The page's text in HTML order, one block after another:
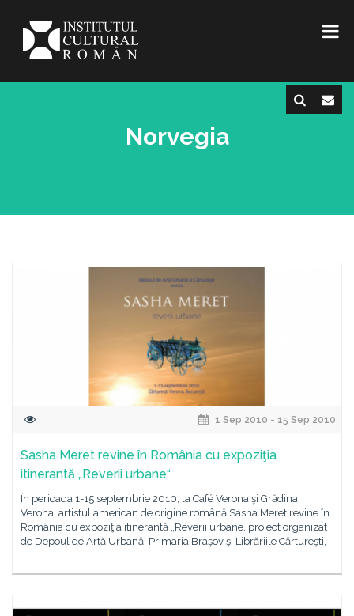
Norvegia
1 Sep 2010 - 15 Sep 2010
Sasha Meret revine în România cu expoziţia
itinerantă „Reverii urbane“
În perioada 1-15 septembrie 2010, la Café Verona şi Grădina
Verona, artistul american de origine română Sasha Meret revine în
România cu expoziţia itinerantă „Reverii urbane, proiect organizat
de Depoul de Artă Urbană, Primaria Braşov şi Librăriile Cărtureşti,